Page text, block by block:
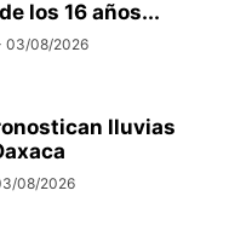
los 16 años...
03/08/2026
lluvias
08/2026